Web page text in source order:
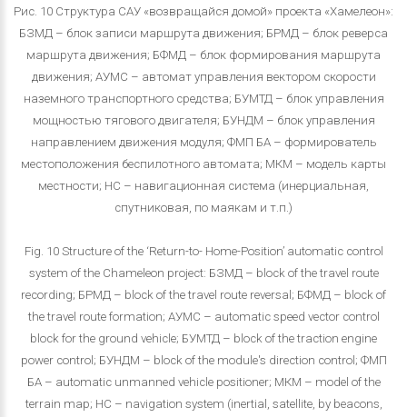
Рис. 10 Структура САУ «возвращайся домой» проекта «Хамелеон»:
БЗМД – блок записи маршрута движения; БРМД – блок реверса
маршрута движения; БФМД – блок формирования маршрута
движения; АУМС – автомат управления вектором скорости
наземного транспортного средства; БУМТД – блок управления
мощностью тягового двигателя; БУНДМ – блок управления
направлением движения модуля; ФМП БА – формирователь
местоположения беспилотного автомата; МКМ – модель карты
местности; НС – навигационная система (инерциальная,
спутниковая, по маякам и т.п.)
Fig. 10 Structure of the ‘Return-to- Home-Position’ automatic control
system of the Chameleon project: БЗМД – block of the travel route
recording; БРМД – block of the travel route reversal; БФМД – block of
the travel route formation; АУМС – automatic speed vector control
block for the ground vehicle; БУМТД – block of the traction engine
power control; БУНДМ – block of the module's direction control; ФМП
БА – automatic unmanned vehicle positioner; МКМ – model of the
terrain map; НС – navigation system (inertial, satellite, by beacons,